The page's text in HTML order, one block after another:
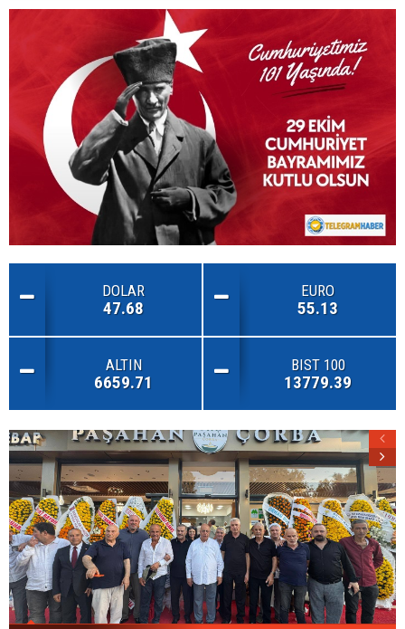
DOLAR
47.68
EURO
55.13
ALTIN
6659.71
BIST 100
13779.39